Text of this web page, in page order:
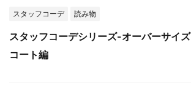
スタッフコーデ 読み物
スタッフコーデシリーズ-オーバーサイズ
コート編